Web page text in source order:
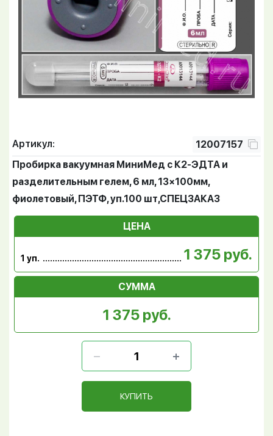
Артикул:
12007157
Пробирка вакуумная МиниМед с К2-ЭДТА и
разделительным гелем, 6 мл, 13×100мм,
фиолетовый, ПЭТФ, уп.100 шт,СПЕЦЗАКАЗ
ЦЕНА
1 уп. 1 375 руб.
СУММА
1 375 руб.
КУПИТЬ